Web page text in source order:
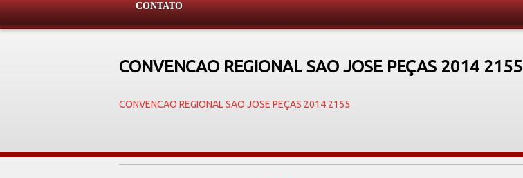
CONTATO
CONVENCAO REGIONAL SAO JOSE PEÇAS 2014 2155
CONVENCAO REGIONAL SAO JOSE PEÇAS 2014 2155